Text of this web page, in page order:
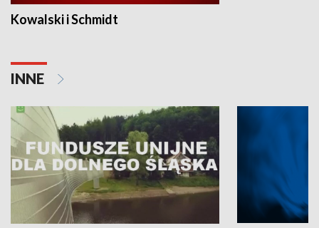
Kowalski i Schmidt
INNE